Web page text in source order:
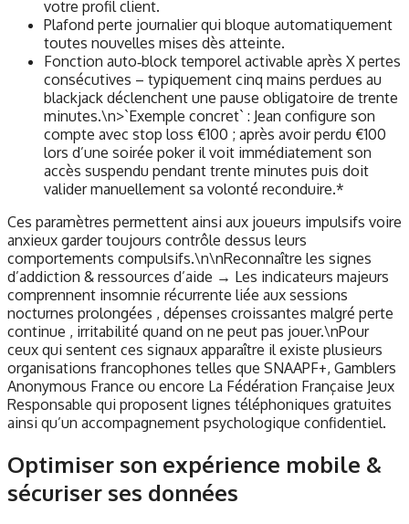
votre profil client.
Plafond perte journalier qui bloque automatiquement
toutes nouvelles mises dès atteinte.
Fonction auto‑block temporel activable après X pertes
consécutives – typiquement cinq mains perdues au
blackjack déclenchent une pause obligatoire de trente
minutes.\n>`Exemple concret` : Jean configure son
compte avec stop loss €100 ; après avoir perdu €100
lors d’une soirée poker il voit immédiatement son
accès suspendu pendant trente minutes puis doit
valider manuellement sa volonté reconduire.*
Ces paramètres permettent ainsi aux joueurs impulsifs voire
anxieux garder toujours contrôle dessus leurs
comportements compulsifs.\n\nReconnaître les signes
d’addiction & ressources d’aide → Les indicateurs majeurs
comprennent insomnie récurrente liée aux sessions
nocturnes prolongées , dépenses croissantes malgré perte
continue , irritabilité quand on ne peut pas jouer.\nPour
ceux qui sentent ces signaux apparaître il existe plusieurs
organisations francophones telles que SNAAPF+, Gamblers
Anonymous France ou encore La Fédération Française Jeux
Responsable qui proposent lignes téléphoniques gratuites
ainsi qu’un accompagnement psychologique confidentiel.
Optimiser son expérience mobile &
sécuriser ses données